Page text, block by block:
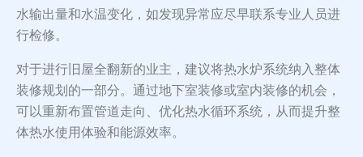
水输出量和水温变化，如发现异常应尽早联系专业人员进
行检修。
对于进行旧屋全翻新的业主，建议将热水炉系统纳入整体
装修规划的一部分。通过地下室装修或室内装修的机会，
可以重新布置管道走向、优化热水循环系统，从而提升整
体热水使用体验和能源效率。